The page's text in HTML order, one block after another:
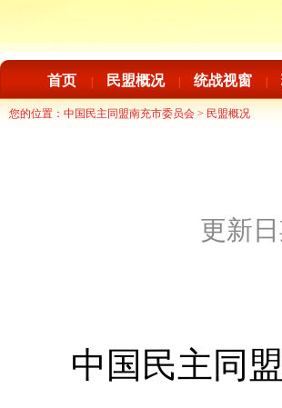
首页 民盟概况 统战视窗
您的位置： 中国民主同盟南充市委员会 > 民盟概况
更新
中国民主同